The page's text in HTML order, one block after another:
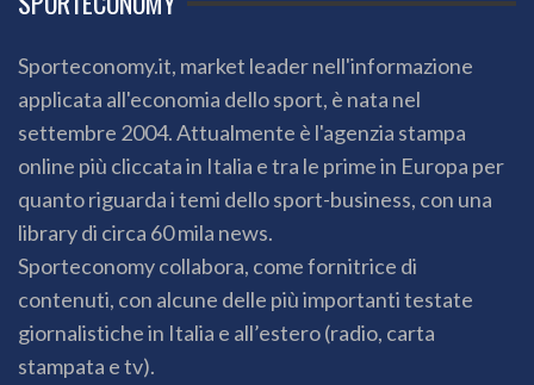
Sporteconomy.it, market leader nell'informazione
applicata all'economia dello sport, è nata nel
settembre 2004. Attualmente è l'agenzia stampa
online più cliccata in Italia e tra le prime in Europa per
quanto riguarda i temi dello sport-business, con una
library di circa 60 mila news.
Sporteconomy collabora, come fornitrice di
contenuti, con alcune delle più importanti testate
giornalistiche in Italia e all’estero (radio, carta
stampata e tv).